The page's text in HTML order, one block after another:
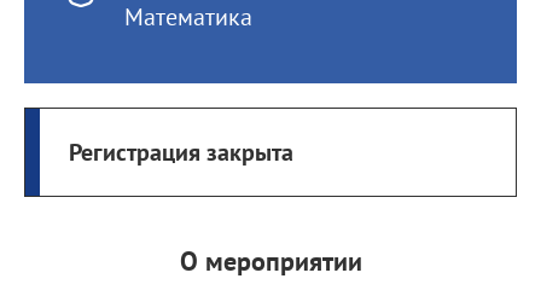
Математика
Регистрация закрыта
О мероприятии